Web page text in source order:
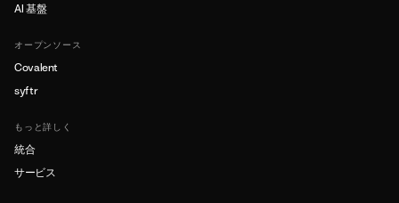
AI 基盤
オープンソース
Covalent
syftr
もっと詳しく
統合
サービス